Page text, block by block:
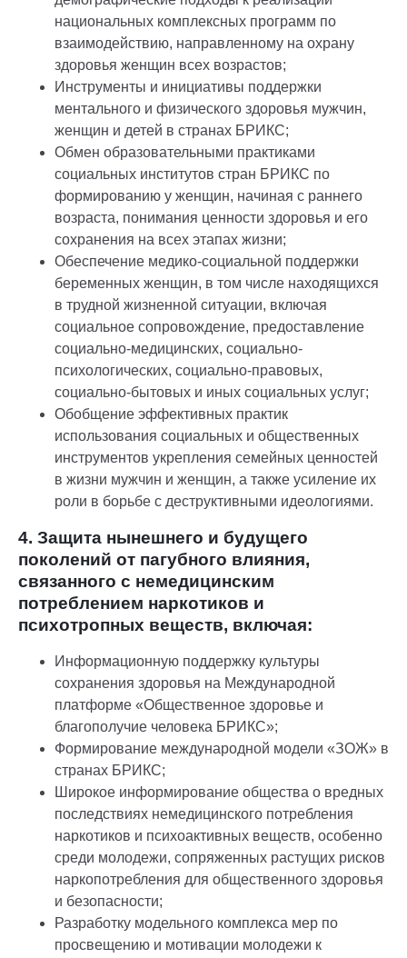
национальных комплексных программ по
взаимодействию, направленному на охрану
здоровья женщин всех возрастов;
Инструменты и инициативы поддержки
ментального и физического здоровья мужчин,
женщин и детей в странах БРИКС;
Обмен образовательными практиками
социальных институтов стран БРИКС по
формированию у женщин, начиная с раннего
возраста, понимания ценности здоровья и его
сохранения на всех этапах жизни;
Обеспечение медико-социальной поддержки
беременных женщин, в том числе находящихся
в трудной жизненной ситуации, включая
социальное сопровождение, предоставление
социально-медицинских, социально-
психологических, социально-правовых,
социально-бытовых и иных социальных услуг;
Обобщение эффективных практик
использования социальных и общественных
инструментов укрепления семейных ценностей
в жизни мужчин и женщин, а также усиление их
роли в борьбе с деструктивными идеологиями.
4. Защита нынешнего и будущего
поколений от пагубного влияния,
связанного с немедицинским
потреблением наркотиков и
психотропных веществ, включая:
Информационную поддержку культуры
сохранения здоровья на Международной
платформе «Общественное здоровье и
благополучие человека БРИКС»;
Формирование международной модели «ЗОЖ» в
странах БРИКС;
Широкое информирование общества о вредных
последствиях немедицинского потребления
наркотиков и психоактивных веществ, особенно
среди молодежи, сопряженных растущих рисков
наркопотребления для общественного здоровья
и безопасности;
Разработку модельного комплекса мер по
просвещению и мотивации молодежи к